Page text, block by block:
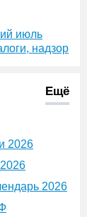
июль
надзор
Ещё
2026
2026